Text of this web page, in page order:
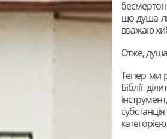
що душа
вважаю
Отже, душа
Тепер ми
Біблії
категорією.